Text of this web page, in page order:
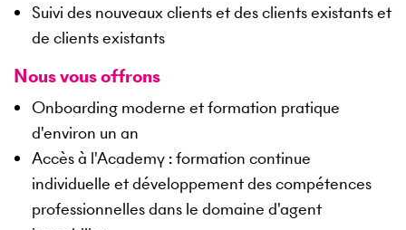
Suivi des nouveaux clients et des clients existants et
de clients existants
Nous vous offrons
Onboarding moderne et formation pratique
d'environ un an
Accès à l'Academy : formation continue
individuelle et développement des compétences
professionnelles dans le domaine d'agent